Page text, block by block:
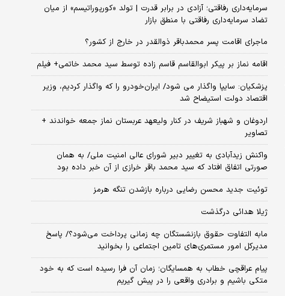
سرمایه‌داری رفاقتی؛ آزادی در برابر قدرت | تولد «کورپوراتیسم» از میان
تضاد سرمایه‌داری رفاقتی با منطق بازار
ماجرای اقامت پسر محمدباقر ذوالقدر در خارج از کشور؟
اقامه نماز بر پیکر ابوالقاسم قاسم زاده توسط سید محمد خاتمی+ فیلم
پزشکیان: سایپا واگذار می شود/ ایران‌خودرو را که واگذار کردیم، وزیر
اقتصاد دولت استیضاح شد
اردوغان و شهباز شریف در کنار ولیعهد عربستان نماز جمعه خواندند +
تصاویر
واکنش زیدآبادی به تغییر دبیر شورای عالی امنیت ملی/ به همان
صورتی اتفاق افتاد که سید محمد باقر خرازی از آن خبر داده بود
توئیت جدید محسن رضایی درباره بازشدن تنگه هرمز
ژیلا هدائی درگذشت
مابه التفاوت حقوق بازنشستگان چه زمانی پرداخت می‌شود؟/ پاسخ
مدیرکل امور مستمری‌های تامین اجتماعی را بخوانید
پیام عراقچی خطاب به همسایگان؛ زمان آن فرا رسیده است که به خود
متکی باشیم و برادری واقعی را در پیش گیریم